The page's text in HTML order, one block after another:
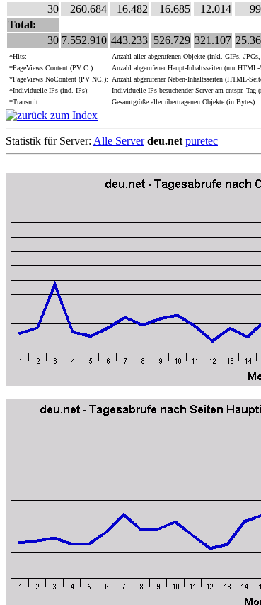
30
260.684
Total:
30 7.552.910
16.482
443.233
16.685
526.729
12.014
321.107
*Hits:
Anzahl aller abgerufenen Objekte (inkl. GIFs,
*PageViews Content (PV C.):
Anzahl abgerufener Haupt-Inhaltsseiten (nur
*PageViews NoContent (PV NC.):
Anzahl abgerufener Neben-Inhaltsseiten (HTML-
*Individuelle IPs (ind. IPs):
Individuelle IPs besuchender Server am entspr. Tag
*Transmit:
Gesamtgröße aller übertragenen Objekte (in Bytes)
Statistik für Server: Alle Server deu.net puretec